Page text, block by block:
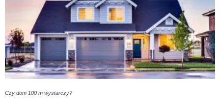
Czy dom 100 m wystarczy?